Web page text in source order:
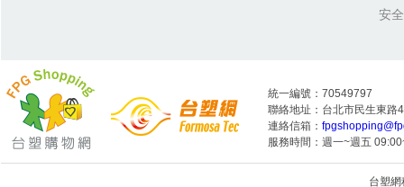
安
統一編號：70549797
聯絡地址：台北市民生東路
連絡信箱：
服務時間：週一~週五
台塑